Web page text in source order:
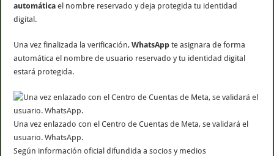
automáticael nombre reservado y deja protegida tu identidad
digital.
Una vez finalizada la verificación,WhatsAppte asignara de forma
automática el nombre de usuario reservado y tu identidad digital
estará protegida.
Una vez enlazado con el Centro de Cuentas de Meta, se validará el
usuario. WhatsApp.
Según información oficial difundida a socios y medios